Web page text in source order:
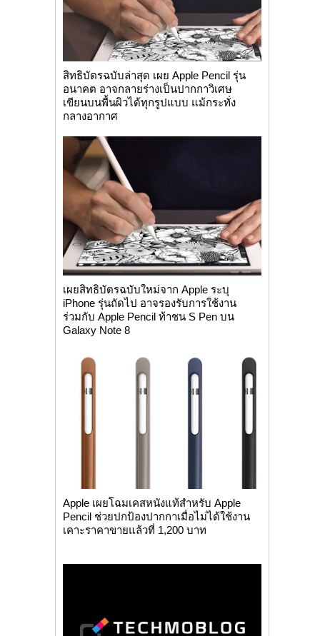
สิทธิบัตรฉบับล่าสุด เผย Apple Pencil รุ่น
อนาคต อาจกลายร่างเป็นปากกาวิเศษ
เขียนบนพื้นผิวได้ทุกรูปแบบ แม้กระทั่ง
กลางอากาศ
เผยสิทธิบัตรฉบับใหม่จาก Apple ระบุ
iPhone รุ่นถัดไป อาจรองรับการใช้งาน
ร่วมกับ Apple Pencil ท้าชน S Pen บน
Galaxy Note 8
Apple เผยโฉมเคสหนังแท้สำหรับ Apple
Pencil ช่วยปกป้องปากกาเมื่อไม่ได้ใช้งาน
เคาะราคาขายแล้วที่ 1,200 บาท